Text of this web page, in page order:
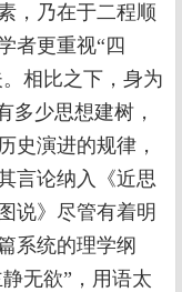
，乃在于二程顺
者更重视“四
相比之下，身为
多少思想建树，
史演进的规律，
言论纳入《近思
说》尽管有着明
系统的理学纲
无欲”，用语太